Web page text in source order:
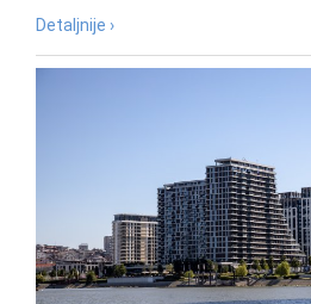
Detaljnije ›